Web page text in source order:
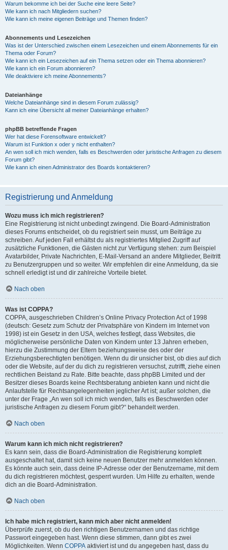
Warum bekomme ich bei der Suche eine leere Seite?
Wie kann ich nach Mitgliedern suchen?
Wie kann ich meine eigenen Beiträge und Themen finden?
Abonnements und Lesezeichen
Was ist der Unterschied zwischen einem Lesezeichen und einem Abonnements für ein
Thema oder Forum?
Wie kann ich ein Lesezeichen auf ein Thema setzen oder ein Thema abonnieren?
Wie kann ich ein Forum abonnieren?
Wie deaktiviere ich meine Abonnements?
Dateianhänge
Welche Dateianhänge sind in diesem Forum zulässig?
Kann ich eine Übersicht all meiner Dateianhänge erhalten?
phpBB betreffende Fragen
Wer hat diese Forensoftware entwickelt?
Warum ist Funktion x oder y nicht enthalten?
An wen soll ich mich wenden, falls es Beschwerden oder juristische Anfragen zu diesem
Forum gibt?
Wie kann ich einen Administrator des Boards kontaktieren?
Registrierung und Anmeldung
Wozu muss ich mich registrieren?
Eine Registrierung ist nicht unbedingt zwingend. Die Board-Administration
dieses Forums entscheidet, ob du registriert sein musst, um Beiträge zu
schreiben. Auf jeden Fall erhältst du als registriertes Mitglied Zugriff auf
zusätzliche Funktionen, die Gästen nicht zur Verfügung stehen: zum Beispiel
Avatarbilder, Private Nachrichten, E-Mail-Versand an andere Mitglieder, Beitritt
zu Benutzergruppen und so weiter. Wir empfehlen dir eine Anmeldung, da sie
schnell erledigt ist und dir zahlreiche Vorteile bietet.
Nach oben
Was ist COPPA?
COPPA, ausgeschrieben Children’s Online Privacy Protection Act of 1998
(deutsch: Gesetz zum Schutz der Privatsphäre von Kindern im Internet von
1998) ist ein Gesetz in den USA, welches festlegt, dass Websites, die
möglicherweise persönliche Daten von Kindern unter 13 Jahren erheben,
hierzu die Zustimmung der Eltern beziehungsweise des oder der
Erziehungsberechtigten benötigen. Wenn du dir unsicher bist, ob dies auf dich
oder die Website, auf der du dich zu registrieren versuchst, zutrifft, ziehe einen
rechtlichen Beistand zu Rate. Bitte beachte, dass phpBB Limited und der
Besitzer dieses Boards keine Rechtsberatung anbieten kann und nicht die
Anlaufstelle für Rechtsangelegenheiten jeglicher Art ist; außer solchen, die
unter der Frage „An wen soll ich mich wenden, falls es Beschwerden oder
juristische Anfragen zu diesem Forum gibt?“ behandelt werden.
Nach oben
Warum kann ich mich nicht registrieren?
Es kann sein, dass die Board-Administration die Registrierung komplett
ausgeschaltet hat, damit sich keine neuen Benutzer mehr anmelden können.
Es könnte auch sein, dass deine IP-Adresse oder der Benutzername, mit dem
du dich registrieren möchtest, gesperrt wurden. Um Hilfe zu erhalten, wende
dich an die Board-Administration.
Nach oben
Ich habe mich registriert, kann mich aber nicht anmelden!
Überprüfe zuerst, ob du den richtigen Benutzernamen und das richtige
Passwort eingegeben hast. Wenn diese stimmen, dann gibt es zwei
Möglichkeiten. Wenn COPPA aktiviert ist und du angegeben hast, dass du